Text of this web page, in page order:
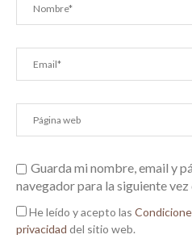
Guarda mi nombre, email y
navegador para la siguiente
He leído y acepto las
privacidad del sitio web.